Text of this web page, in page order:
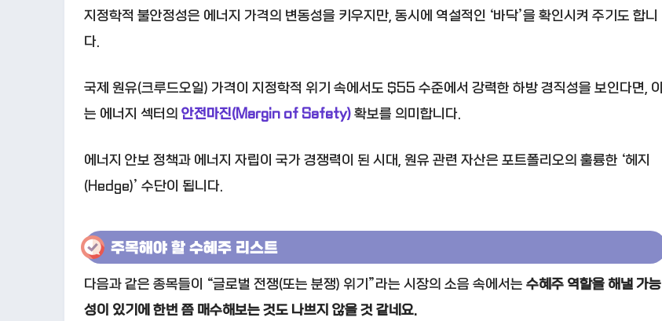
지정학적 불안정성은 에너지 가격의 변동성을 키우지만, 동시에 역설적인 ‘바닥’을 확인시켜 주기도 합니
다.
국제 원유(크루드오일) 가격이 지정학적 위기 속에서도 $55 수준에서 강력한 하방 경직성을 보인다면, 이
는 에너지 섹터의 안전마진(Margin of Safety) 확보를 의미합니다.
에너지 안보 정책과 에너지 자립이 국가 경쟁력이 된 시대, 원유 관련 자산은 포트폴리오의 훌륭한 ‘헤지
(Hedge)’ 수단이 됩니다.
주목해야 할 수혜주 리스트
다음과 같은 종목들이 “글로벌 전쟁(또는 분쟁) 위기”라는 시장의 소음 속에서는 수혜주 역할을 해낼 가능
성이 있기에 한번 쯤 매수해보는 것도 나쁘지 않을 것 같네요.